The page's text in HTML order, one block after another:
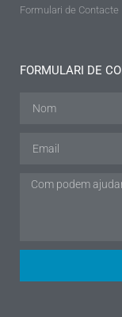
Formulari de Contacte
FORMULARI DE